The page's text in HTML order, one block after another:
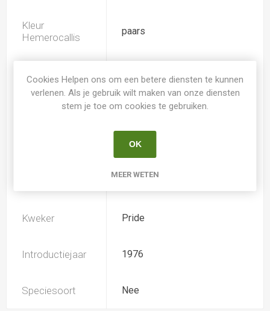
Kleur
Hemerocallis
paars
Spider
Bladverliezend
Hemerocallis
Kweker Pride
Introductiejaar 1976
Speciesoort Nee
Cookies Helpen ons om een betere diensten te kunnen
verlenen. Als je gebruik wilt maken van onze diensten
stem je toe om cookies te gebruiken.
OK
MEER WETEN